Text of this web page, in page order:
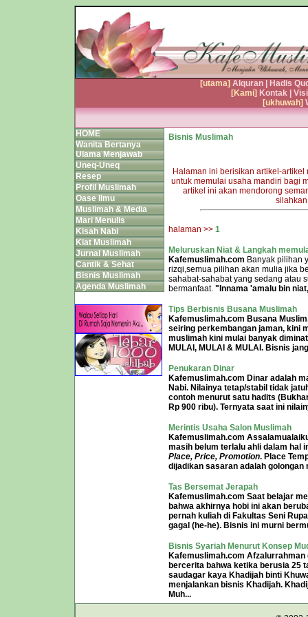
[utama] Alquran|
Hadis
[Kami] Kontak
[ukhuwah]
HOME
Wanita Bertanya
Ulama Menjawab
Uneq-Uneq
Resep
Profil Muslimah
Oase Ilmu
Muslimah & Media
Mari Menulis
Kisah Nabi
Kiat Muslimah
Jurnal Muslimah
Cantik & Sehat
Bisnis Muslimah
Agenda Muslimah
Bisnis Muslimah
Halaman ini berisikan artikel-
untuk memulai usaha mandiri bagi
artikel ini akan mendorong
halaman >> 1
Meluruskan Niat & Langkah
Kafemuslimah.com Banyak pilihan
rizqi,semua pilihan akan mulia jika
sahabat-sahabat yang sedang atau
bermanfaat. "Innama 'amalu bin
Tips Berbisnis Busana Muslimah
Kafemuslimah.com Busana
seiring perkembangan jaman, kini
muslimah kini mulai banyak
MULAI, MULAI & MULAI. Bisnis
Penukaran Dinar
Kafemuslimah.com Dinar adalah
Nabi. Nilainya tetap/stabil tidak
contoh menurut satu hadits
Rp 900 ribu). Ternyata saat ini
Merintis Usaha Salon Muslimah
Kafemuslimah.com
masih belum terlalu ahli dalam hal
Place, Price, Promotion. Place
dijadikan sasaran adalah golongan
Tas Bersemat Jerapah
Kafemuslimah.com Saat belajar
bahwa akhirnya hobi ini akan
pernah kuliah di Fakultas Seni
gagal (he-he). Bisnis ini murni
Bisnis Syariah Menurut Konsep
Kafemuslimah.com Afzalurrahman
bercerita bahwa ketika berusia 25
saudagar kaya Khadijah binti
menjalankan bisnis Khadijah.
Muh...